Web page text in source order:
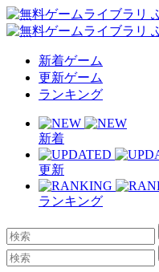
新着ゲーム
更新ゲーム
ランキング
新着
更新
ランキング